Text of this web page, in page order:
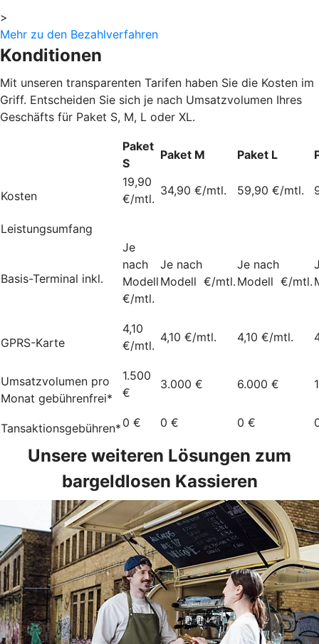
>
Mehr zu den Bezahlverfahren
Konditionen
Mit unseren transparenten Tarifen haben Sie die Kosten im
Griff. Entscheiden Sie sich je nach Umsatzvolumen Ihres
Geschäfts für Paket S, M, L oder XL.
Paket
S
Paket M Paket L
Kosten
19,90
€/mtl.
34,90 €/mtl. 59,90 €/mtl.
Leistungsumfang
Basis-Terminal inkl.
Je
nach
Modell
€/mtl.
Je nach
Modell €/mtl.
Je nach
Modell €/mtl.
GPRS-Karte
4,10
€/mtl.
4,10 €/mtl. 4,10 €/mtl.
Umsatzvolumen pro
Monat gebührenfrei*
1.500
€
3.000 € 6.000 €
Tansaktionsgebühren* 0 € 0 € 0 €
Unsere weiteren Lösungen zum
bargeldlosen Kassieren